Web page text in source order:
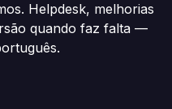
Helpdesk, melhorias
quando faz falta —